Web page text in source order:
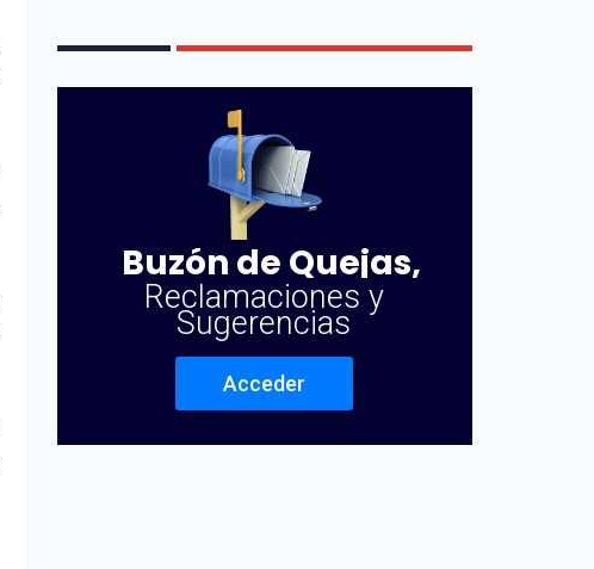
Buzón de Quejas,
Reclamaciones y
Sugerencias
Acceder